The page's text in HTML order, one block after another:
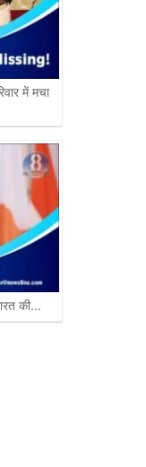
में मचा
की…